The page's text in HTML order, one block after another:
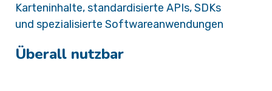
Karteninhalte, standardisierte APIs, SDKs
und spezialisierte Softwareanwendungen
Überall nutzbar